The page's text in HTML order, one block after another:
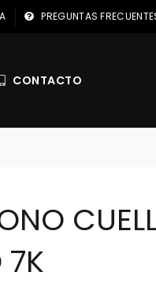
PREGUNTAS
CONTACTO
7K